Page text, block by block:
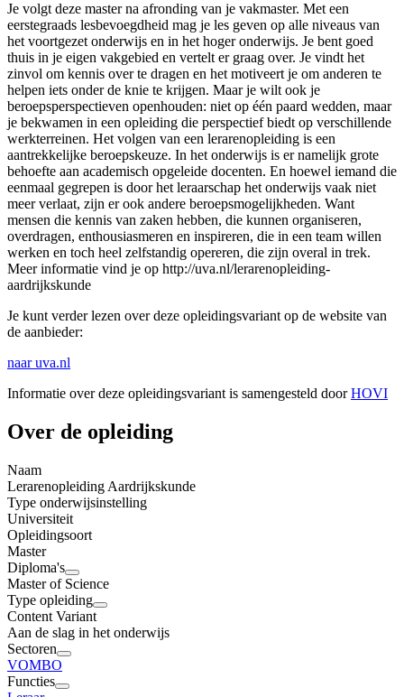
Je volgt deze master na afronding van je vakmaster. Met een
eerstegraads lesbevoegdheid mag je les geven op alle niveaus van
het voortgezet onderwijs en in het hoger onderwijs. Je bent goed
thuis in je eigen vakgebied en vertelt er graag over. Je vindt het
zinvol om kennis over te dragen en het motiveert je om anderen te
helpen iets onder de knie te krijgen. Maar je wilt ook je
beroepsperspectieven openhouden: niet op één paard wedden, maar
je bekwamen in een opleiding die perspectief biedt op verschillende
werkterreinen. Het volgen van een lerarenopleiding is een
aantrekkelijke beroepskeuze. In het onderwijs is er namelijk grote
behoefte aan academisch opgeleide docenten. En hoewel iemand die
eenmaal gegrepen is door het leraarschap het onderwijs vaak niet
meer verlaat, zijn er ook andere beroepsmogelijkheden. Want
mensen die kennis van zaken hebben, die kunnen organiseren,
overdragen, enthousiasmeren en inspireren, die in een team willen
werken en toch heel zelfstandig opereren, die zijn overal in trek.
Meer informatie vind je op http://uva.nl/lerarenopleiding-
aardrijkskunde
Je kunt verder lezen over deze opleidingsvariant op de website van
de aanbieder:
naar uva.nl
Informatie over deze opleidingsvariant is samengesteld doorHOVI
Over de opleiding
Naam
Lerarenopleiding Aardrijkskunde
Type onderwijsinstelling
Universiteit
Opleidingsoort
Master
Diploma's
Master of Science
Type opleiding
Content Variant
Aan de slag in het onderwijs
Sectoren
VOMBO
Functies